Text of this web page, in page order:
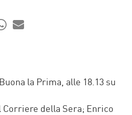
la Prima, alle 18.13 su
Corriere della Sera; Enrico